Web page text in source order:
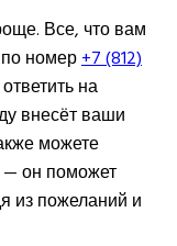
Все, что вам
номер+7 (812)
на
внесёт ваши
можете
— он поможет
из пожеланий и